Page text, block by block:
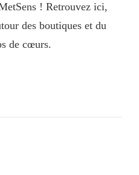
! Retrouvez ici,
des boutiques et du
de cœurs.